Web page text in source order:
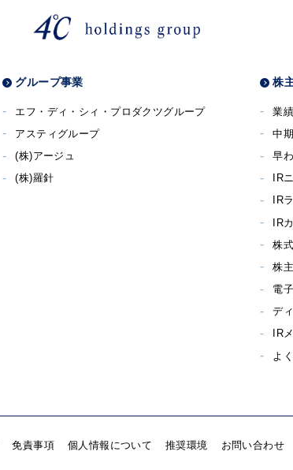
グループ事業
エフ・ディ・シィ・プロダクツグループ
アスティグループ
(株)アージュ
(株)羅針
株
業
中
早
IR
IR
IR
株
株
電
デ
IR
よ
免責事項 個人情報について 推奨環境 お問い合わせ